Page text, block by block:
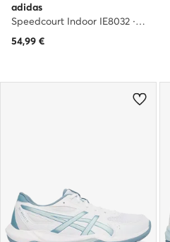
adidas
Speedcourt Indoor IE8032 · Halové topánky
54,99 €